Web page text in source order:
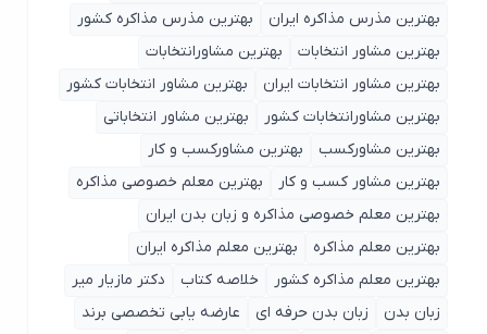
بهترین مذرس مذاکره ایران
بهترین مذرس مذاکره کشور
بهترین مشاور انتخابات
بهترین مشاورانتخابات
بهترین مشاور انتخابات ایران
بهترین مشاور انتخابات کشور
بهترین مشاورانتخابات کشور
بهترین مشاور انتخاباتی
بهترین مشاورکسب
بهترین مشاورکسب و کار
بهترین مشاور کسب و کار
بهترین معلم خصوصی مذاکره
بهترین معلم خصوصی مذاکره و زبان بدن ایران
بهترین معلم مذاکره
بهترین معلم مذاکره ایران
بهترین معلم مذاکره کشور
خلاصه کتاب
دکتر مازیار میر
زبان بدن
زبان بدن حرفه ای
عارضه یابی تخصصی برند